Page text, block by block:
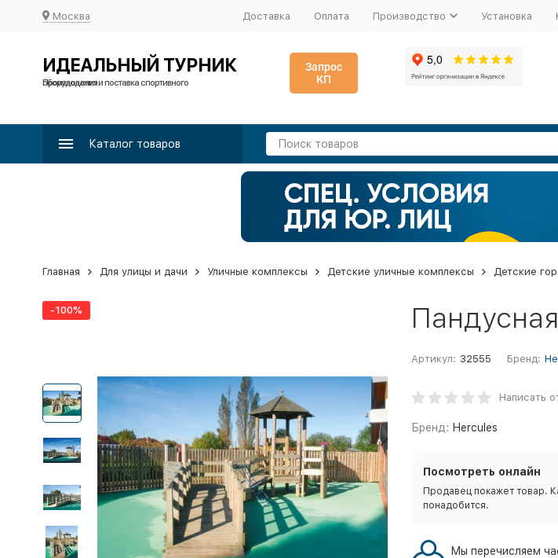
Москва Доставка Оплата Производство Установка
ИДЕАЛЬНЫЙ ТУРНИК
Производство и поставка спортивного оборудования
Запрос
КП
Каталог товаров
Главная Для улицы и дачи Уличные комплексы Детские уличные комплексы Детские
-100%
Артикул: 32555 Бренд:
Написать
Бренд: Hercules
Посмотреть онлайн
Продавец покажет товар.
понадобится.
Мы перечисляем